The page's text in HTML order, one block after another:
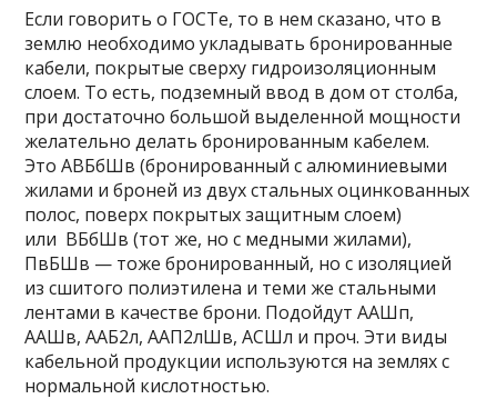
Если говорить о ГОСТе, то в нем сказано, что в
землю необходимо укладывать бронированные
кабели, покрытые сверху гидроизоляционным
слоем. То есть, подземный ввод в дом от столба,
при достаточно большой выделенной мощности
желательно делать бронированным кабелем.
Это АВБбШв (бронированный с алюминиевыми
жилами и броней из двух стальных оцинкованных
полос, поверх покрытых защитным слоем)
или ВБбШв (тот же, но с медными жилами),
ПвБШв — тоже бронированный, но с изоляцией
из сшитого полиэтилена и теми же стальными
лентами в качестве брони. Подойдут ААШп,
ААШв, ААБ2л, ААП2лШв, АСШл и проч. Эти виды
кабельной продукции используются на землях с
нормальной кислотностью.